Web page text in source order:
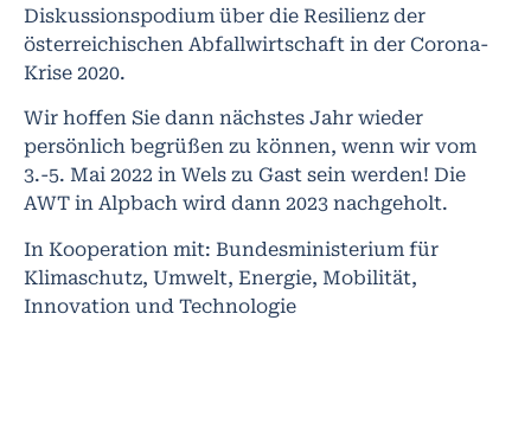
Diskussionspodium über die Resilienz der
österreichischen Abfallwirtschaft in der Corona-
Krise 2020.
Wir hoffen Sie dann nächstes Jahr wieder
persönlich begrüßen zu können, wenn wir vom
3.-5. Mai 2022 in Wels zu Gast sein werden! Die
AWT in Alpbach wird dann 2023 nachgeholt.
In Kooperation mit: Bundesministerium für
Klimaschutz, Umwelt, Energie, Mobilität,
Innovation und Technologie